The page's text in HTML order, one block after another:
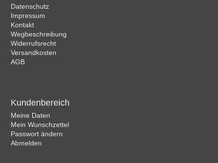
Datenschutz
Impressum
Kontakt
Wegbeschreibung
Widerrufsrecht
Versandkosten
AGB
Kundenbereich
Meine Daten
Mein Wunschzettel
Passwort ändern
Abmelden